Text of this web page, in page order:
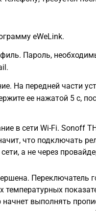
eWeLink.
Пароль,
На передней части
ее нажатой 5 с,
в сети Wi-Fi. Sonoff
что подключать
а не через
Переключатель
выполнять